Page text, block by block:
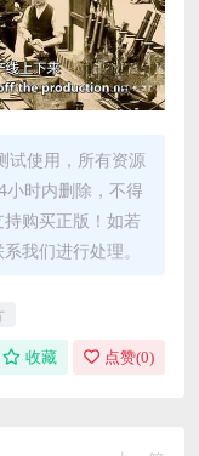
试使用，所有资源
小时内删除，不得
购买正版！如若
我们进行处理。
收藏 点赞(0)